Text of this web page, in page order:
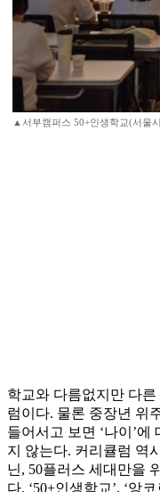
▲서부캠퍼스 50+인생학교(서울
학교와 다름없지만 다
럼이다. 물론 중장년 위
들어서고 보면 ‘나이’에
지 않는다. 커리큘럼 역
닌, 50플러스 세대만을
다. ‘50+인생학교’, ‘앙